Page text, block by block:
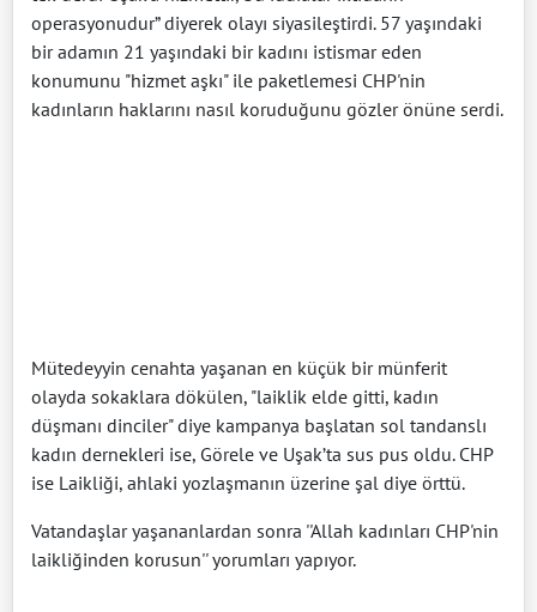
operasyonudur” diyerek olayı siyasileştirdi. 57 yaşındaki
bir adamın 21 yaşındaki bir kadını istismar eden
konumunu "hizmet aşkı" ile paketlemesi CHP'nin
kadınların haklarını nasıl koruduğunu gözler önüne serdi.
Mütedeyyin cenahta yaşanan en küçük bir münferit
olayda sokaklara dökülen, "laiklik elde gitti, kadın
düşmanı dinciler" diye kampanya başlatan sol tandanslı
kadın dernekleri ise, Görele ve Uşak’ta sus pus oldu. CHP
ise Laikliği, ahlaki yozlaşmanın üzerine şal diye örttü.
Vatandaşlar yaşananlardan sonra ''Allah kadınları CHP'nin
laikliğinden korusun'' yorumları yapıyor.